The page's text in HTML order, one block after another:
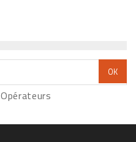
Opérateurs